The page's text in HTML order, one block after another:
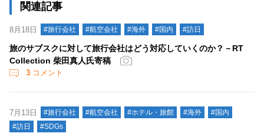
関連記事
8月18日 #旅行会社 #航空会社 #海外 #国内 #訪日
旅のサブスクに対して旅行会社はどう対応していくのか？－RT
Collection 柴田真人氏寄稿
3 コメント
7月13日 #旅行会社 #航空会社 #ホテル・旅館 #海外
#国内
#訪日
#SDGs